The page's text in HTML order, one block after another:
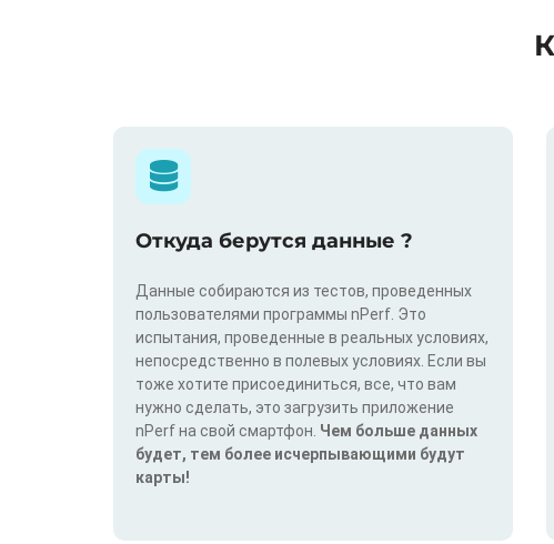
Откуда берутся данные ?
Данные собираются из тестов, проведенных
пользователями программы nPerf. Это
испытания, проведенные в реальных условиях,
непосредственно в полевых условиях. Если вы
тоже хотите присоединиться, все, что вам
нужно сделать, это загрузить приложение
nPerf на свой смартфон. Чем больше данных
будет, тем более исчерпывающими будут
карты!